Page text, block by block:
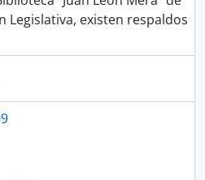
Legislativa, existen respaldos